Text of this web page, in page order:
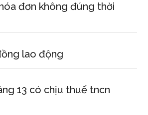
đơn không đúng thời
lao động
13 có chịu thuế tncn